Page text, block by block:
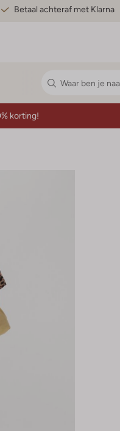
Betaal achteraf met Klarna
korting!